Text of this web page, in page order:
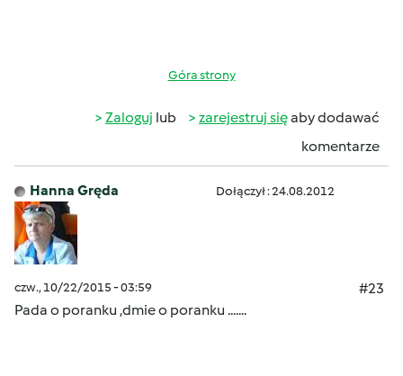
Góra strony
Zaloguj lub zarejestruj sięaby dodawać
komentarze
Hanna Gręda Dołączył : 24.08.2012
czw., 10/22/2015 - 03:59
#23
Pada o poranku ,dmie o poranku .......